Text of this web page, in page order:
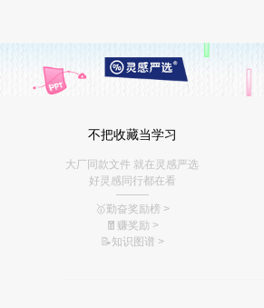
不把收藏当学习
大厂同款文件 就在灵感严选
好灵感同行都在看
———
🥇勤奋奖励榜 >
🧧赚奖励 >
📝知识图谱 >